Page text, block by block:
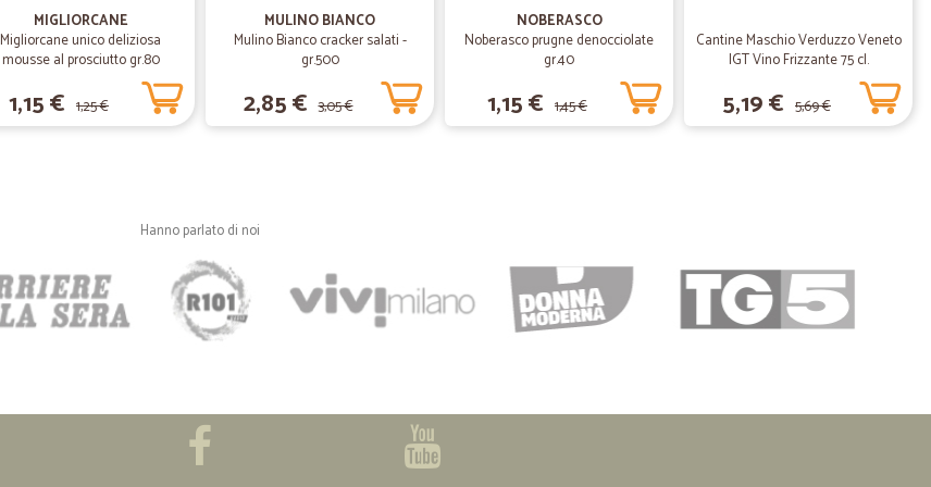
Ottimo supermercato
Ottimo supermercato, tanti bei prodotti,spedizioni veloci,consigliato a tutti
MIGLIORCANE
Migliorcane unico deliziosa
mousse al prosciutto gr.80
1,15 € 1,25 €
MULINO BIANCO
Mulino Bianco cracker salati -
gr.500
2,85 € 3,05 €
NOBERASCO
Noberasco prugne denocciolate
gr.40
1,15 € 1,45 €
Cantine Maschio Verduzzo Veneto
IGT Vino Frizzante 75 cl.
5,19 € 5,69 €
Hanno parlato di noi